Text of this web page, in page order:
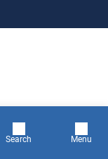
Search Menu